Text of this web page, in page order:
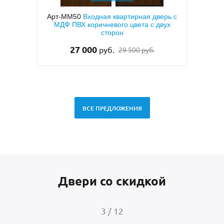
Арт-ММ95Входная дверь в квартиру с
коричневым порошковым покрытием
«антик», бронеконвертом и МДФ (с
25 000руб.
ВСЕ ПРЕДЛОЖЕНИЯ
Двери со скидкой
4 / 12